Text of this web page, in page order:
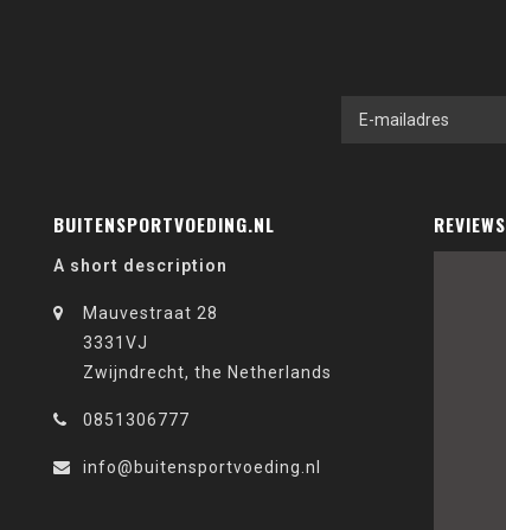
BUITENSPORTVOEDING.NL
A short description
Mauvestraat 28
3331VJ
Zwijndrecht, the Netherlands
0851306777
info@buitensportvoeding.nl
REVIEWS